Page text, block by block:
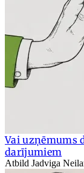
Vai uzņēmums
darījumiem
Atbild Jadviga